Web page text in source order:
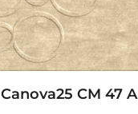
Canova25 CM 47 A